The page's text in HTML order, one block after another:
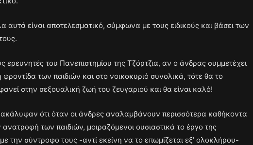
αυτά είναι αποτελεσματικό, σύμφωνα με τους ειδικούς και βάσει των
ερευνητές του Πανεπιστημίου της Τζόρτζια, αν ο άνδρας συμμετέχει
φροντίδα των παιδιών και στο νοικοκυριό συνολικά, τότε θα το
στην σεξουαλική ζωή του ζευγαριού και θα είναι καλό!
ότι όταν οι άνδρες αναλαμβάνουν περισσότερα καθήκοντα
των παιδιών, μοιραζόμενοι ουσιαστικά το έργο της
την σύντροφο τους -αντί εκείνη να το επωμίζεται εξ’ ολοκλήρου-